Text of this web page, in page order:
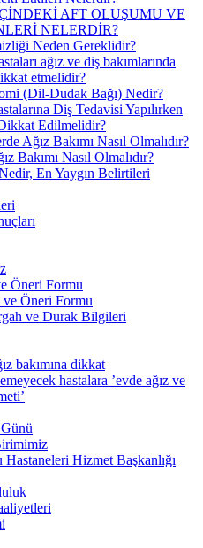
AFT OLUŞUMU VE
NELERDİR?
Neden Gereklidir?
ağız ve diş bakımlarında
etmelidir?
(Dil-Dudak Bağı) Nedir?
Diş Tedavisi Yapılırken
Edilmelidir?
Ağız Bakımı Nasıl Olmalıdır?
Bakımı Nasıl Olmalıdır?
En Yaygın Belirtileri
Öneri Formu
ve Öneri Formu
ve Durak Bilgileri
bakımına dikkat
hastalara ’evde ağız ve
Hizmet Başkanlığı